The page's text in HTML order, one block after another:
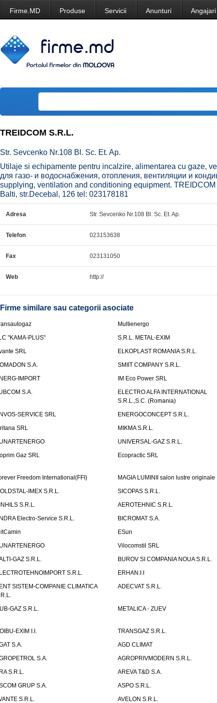
Firme.MD Produse Servicii Anunturi Angajari
TREIDCOM S.R.L.
Str. Sevcenko Nr.108 Bl. Sc. Et. Ap.
Utilaje si echipamente pentru incalzire, alimentarea cu gaze,
для газо- и водоснабжения, отопления, вентиляции и
supplying, ventilation and conditioning equipment.
Balti, str.Decebal, 126 tel: 023178181
Adresa Str. Sevcenko Nr.108 Bl. Sc. Et. Ap.
Telefon 023153638
Fax 023131050
Web http://
Firme similare sau categorii asociate
Multienergo
"KAMA-PLUS"
S.R.L. METAL-EXIM
SRL
ELKOPLAST ROMANIA S.R.L.
S.A.
SMIIT COMPANY S.R.L.
IMPORT
IM Eco Power SRL
S.A.
ELECTRO ALFA INTERNATIONAL
S.R.L.,S.C. (Romania)
SERVICE SRL
ENERGOCONCEPT S.R.L.
SRL
MIKMA S.R.L.
UNIVERSAL-GAZ S.R.L.
Gaz SRL
Ecopractic SRL
Freedom International(FFI)
MAGIA LUMINII salon lustre originale
IMEX S.R.L.
SICOPAS S.R.L.
S.R.L.
AEROTEHNIC S.R.L.
Electro-Service S.R.L.
BICROMAT S.A.
ESun
Vilocomstil SRL
GAZ S.R.L.
BUROV SI COMPANIA NOUA S.R.L.
S.R.L.
ERHAN.I.I
SISTEM-COMPANIE CLIMATICA
ADECVAT S.R.L.
GAZ S.R.L. METALICA - ZUEV
EXIM I.I.
TRANSGAZ S.R.L.
S.A.
AGD CLIMAT
S.A.
AGROPRIVMODERN S.R.L.
S.R.L.
AREVA T&D S.A.
GRUP S.A.
ASPO S.R.L.
S.R.L.
AVELON S.R.L.